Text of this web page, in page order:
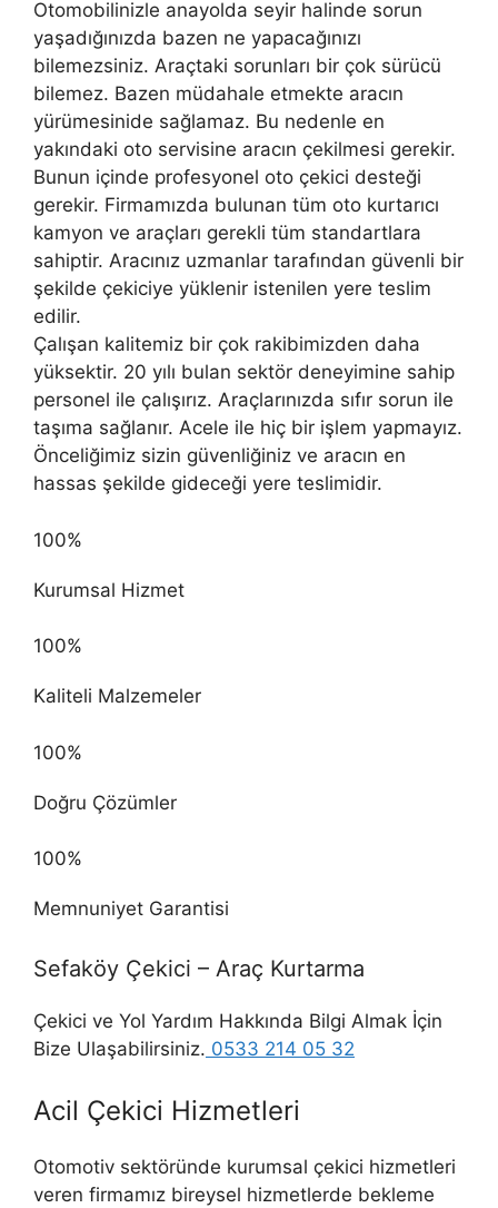
Otomobilinizle anayolda seyir halinde sorun
yaşadığınızda bazen ne yapacağınızı
bilemezsiniz. Araçtaki sorunları bir çok sürücü
bilemez. Bazen müdahale etmekte aracın
yürümesinide sağlamaz. Bu nedenle en
yakındaki oto servisine aracın çekilmesi gerekir.
Bunun içinde profesyonel oto çekici desteği
gerekir. Firmamızda bulunan tüm oto kurtarıcı
kamyon ve araçları gerekli tüm standartlara
sahiptir. Aracınız uzmanlar tarafından güvenli bir
şekilde çekiciye yüklenir istenilen yere teslim
edilir.
Çalışan kalitemiz bir çok rakibimizden daha
yüksektir. 20 yılı bulan sektör deneyimine sahip
personel ile çalışırız. Araçlarınızda sıfır sorun ile
taşıma sağlanır. Acele ile hiç bir işlem yapmayız.
Önceliğimiz sizin güvenliğiniz ve aracın en
hassas şekilde gideceği yere teslimidir.
100%
Kurumsal Hizmet
100%
Kaliteli Malzemeler
100%
Doğru Çözümler
100%
Memnuniyet Garantisi
Sefaköy Çekici – Araç Kurtarma
Çekici ve Yol Yardım Hakkında Bilgi Almak İçin
Bize Ulaşabilirsiniz. 0533 214 05 32
Acil Çekici Hizmetleri
Otomotiv sektöründe kurumsal çekici hizmetleri
veren firmamız bireysel hizmetlerde bekleme